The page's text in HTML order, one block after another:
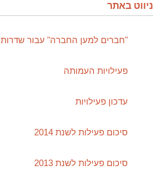
ניווט באתר
"חברים למען החברה" עבור שדרות
פעילויות העמותה
עדכון פעילויות
סיכום פעילות לשנת 2014
סיכום פעילות לשנת 2013